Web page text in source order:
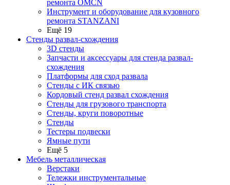
ремонта OMCN
Инструмент и оборудование для кузовного
ремонта STANZANI
Ещё 19
Стенды развал-схождения
3D стенды
Запчасти и аксессуары для стенда развал-
схождения
Платформы для сход развала
Стенды с ИК связью
Кордовый стенд развал схождения
Стенды для грузового транспорта
Стенды, круги поворотные
Стенды
Тестеры подвески
Ямные пути
Ещё 5
Мебель металлическая
Верстаки
Тележки инструментальные